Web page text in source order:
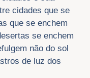
cidades que se
que se enchem
se enchem
não do sol
de luz dos